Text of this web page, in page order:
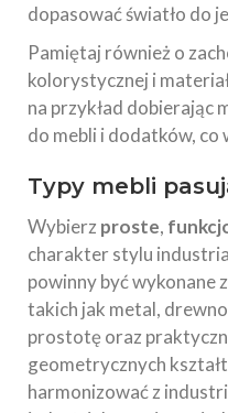
dopasować światło do
Pamiętaj również o
kolorystycznej i
na przykład dobierając
do mebli i dodatków,
Typy mebli
Wybierz proste,
charakter stylu
powinny być wykonane z
takich jak metal,
prostotę oraz
geometrycznych
harmonizować z